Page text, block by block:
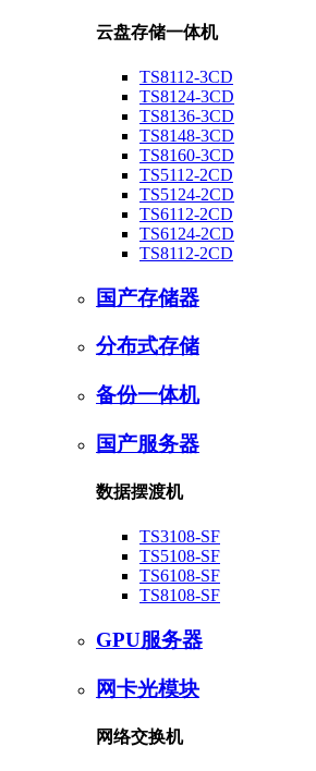
云盘存储一体机
TS8112-3CD
TS8124-3CD
TS8136-3CD
TS8148-3CD
TS8160-3CD
TS5112-2CD
TS5124-2CD
TS6112-2CD
TS6124-2CD
TS8112-2CD
国产存储器
分布式存储
备份一体机
国产服务器
数据摆渡机
TS3108-SF
TS5108-SF
TS6108-SF
TS8108-SF
GPU服务器
网卡光模块
网络交换机